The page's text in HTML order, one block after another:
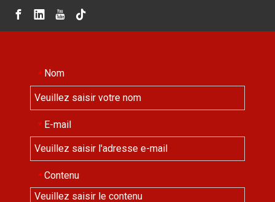
* Nom
* E-mail
* Contenu